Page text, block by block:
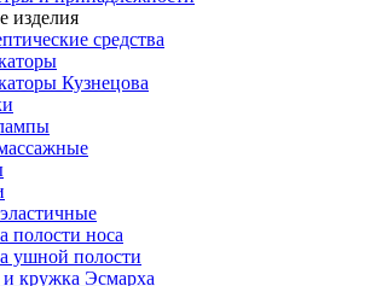
изделия
средства
Кузнецова
полости носа
ушной полости
и кружка Эсмарха